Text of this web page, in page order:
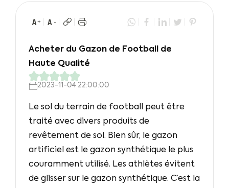
Acheter du Gazon de Football de
Haute Qualité
2023-11-04 22:00:00
Le sol du terrain de football peut être
traité avec divers produits de
revêtement de sol. Bien sûr, le gazon
artificiel est le gazon synthétique le plus
couramment utilisé. Les athlètes évitent
de glisser sur le gazon synthétique. C’est la